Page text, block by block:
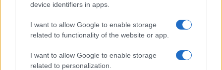
device identifiers in apps.
I want to allow Google to enable storage
related to functionality of the website or app.
I want to allow Google to enable storage
related to personalization.